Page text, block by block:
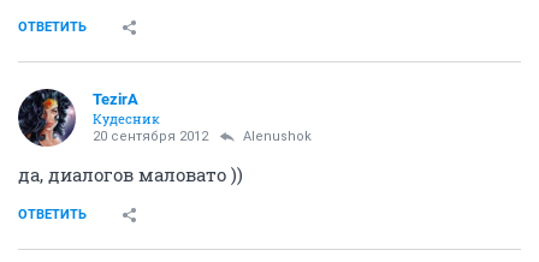
ОТВЕТИТЬ
TezirA
Кудесник
20 сентября 2012 Alenushok
да, диалогов маловато ))
ОТВЕТИТЬ